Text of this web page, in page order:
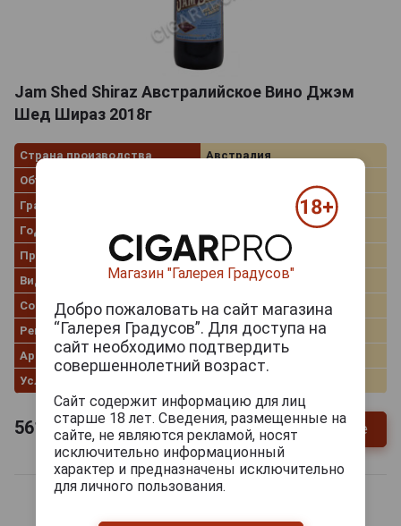
Jam Shed Shiraz Австралийское Вино Джэм
Шед Шираз 2018г
Страна производства
Австралия
Объём
Градус
Год производства
Производитель
Jam Shed
Вид вина
Красное полусладкое
Сорт винограда
Шираз
Регион
South Australia
Артикул
44987
Условия продаж
561 руб. Уточнить цену и наличие
Магазин "Галерея Градусов"
Добро пожаловать на сайт магазина
“Галерея Градусов”. Для доступа на
сайт необходимо подтвердить
совершеннолетний возраст.
Сайт содержит информацию для лиц
старше 18 лет. Сведения, размещенные на
сайте, не являются рекламой, носят
исключительно информационный
характер и предназначены исключительно
для личного пользования.